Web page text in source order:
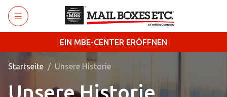
Zum Hauptinhalt wechseln
EIN MBE-CENTER ERÖFFNEN
Startseite Unsere Historie
Unsere Historie